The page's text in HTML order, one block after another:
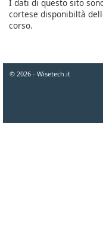
I dati di questo sito
cortese disponibiltà
corso.
© 2026 - Wisetech.it